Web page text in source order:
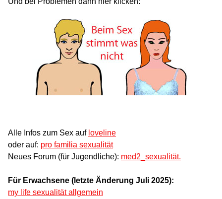
Alle Infos zum Sex auf loveline
oder auf: pro familia sexualität
Neues Forum (für Jugendliche): med2_sexualität.
Für Erwachsene (letzte Änderung Juli 2025):
my life sexualität allgemein